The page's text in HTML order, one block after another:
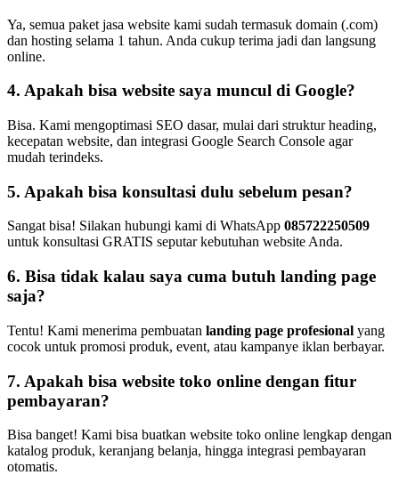
Ya, semua paket jasa website kami sudah termasuk domain (.com)
dan hosting selama 1 tahun. Anda cukup terima jadi dan langsung
online.
4. Apakah bisa website saya muncul di Google?
Bisa. Kami mengoptimasi SEO dasar, mulai dari struktur heading,
kecepatan website, dan integrasi Google Search Console agar
mudah terindeks.
5. Apakah bisa konsultasi dulu sebelum pesan?
Sangat bisa! Silakan hubungi kami di WhatsApp 085722250509
untuk konsultasi GRATIS seputar kebutuhan website Anda.
6. Bisa tidak kalau saya cuma butuh landing page
saja?
Tentu! Kami menerima pembuatan landing page profesional yang
cocok untuk promosi produk, event, atau kampanye iklan berbayar.
7. Apakah bisa website toko online dengan fitur
pembayaran?
Bisa banget! Kami bisa buatkan website toko online lengkap dengan
katalog produk, keranjang belanja, hingga integrasi pembayaran
otomatis.